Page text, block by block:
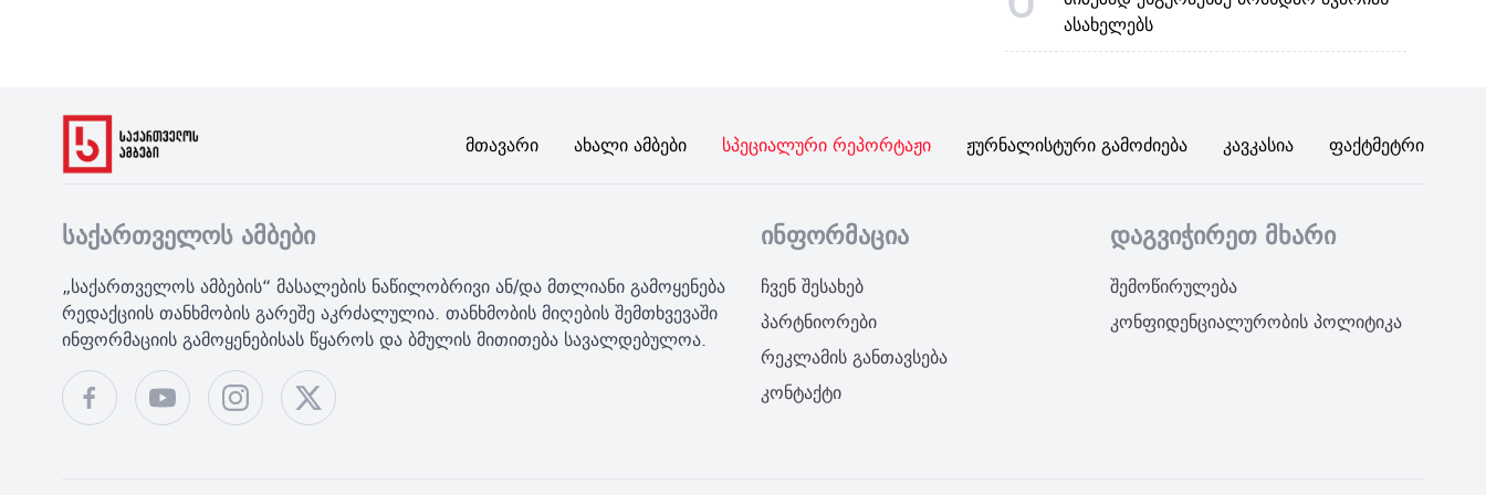
ასახელებს
Მთავარი Ახალი Ამბები Სპეციალური Რეპორტაჟი Ჟურნალისტური Გამოძიება Კავკასია Ფაქტმეტრი
საქართველოს ამბები
„საქართველოს ამბების“ მასალების ნაწილობრივი ან/და მთლიანი გამოყენება
რედაქციის თანხმობის გარეშე აკრძალულია. თანხმობის მიღების შემთხვევაში
ინფორმაციის გამოყენებისას წყაროს და ბმულის მითითება სავალდებულოა.
ინფორმაცია
ჩვენ შესახებ
პარტნიორები
რეკლამის განთავსება
კონტაქტი
დაგვიჭირეთ მხარი
შემოწირულება
კონფიდენციალურობის პოლიტიკა